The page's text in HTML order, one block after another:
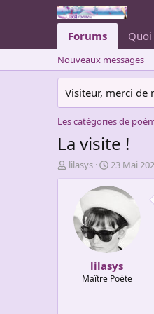
Forums
Nouveaux messages
Visiteur, merci de
Les catégories de
La visite !
A
u
lilasys
D
a
t
d
e
d
é
b
u
23 Mai
lilasys
Maître Poète